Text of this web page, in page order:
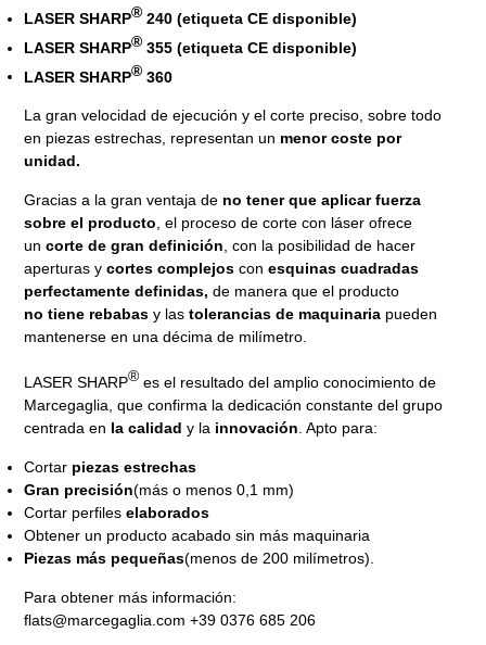
LASER SHARP®240 (etiqueta CE disponible)
LASER SHARP®355 (etiqueta CE disponible)
LASER SHARP®360
La gran velocidad de ejecución y el corte preciso, sobre todo
en piezas estrechas, representan un menor coste por
unidad.
Gracias a la gran ventaja de no tener que aplicar fuerza
sobre el producto, el proceso de corte con láser ofrece
uncorte de gran definición, con la posibilidad de hacer
aperturas ycortes complejosconesquinas cuadradas
perfectamente definidas,de manera que el producto
no tiene rebabas y lastolerancias de maquinaria pueden
mantenerse en una décima de milímetro.
LASER SHARP® es el resultado del amplio conocimiento de
Marcegaglia, que confirma la dedicación constante del grupo
centrada en la calidady la innovación . Apto para:
Cortar piezas estrechas
Gran precisión(más o menos 0,1 mm)
Cortar perfileselaborados
Obtener un producto acabado sin más maquinaria
Piezas más pequeñas(menos de 200 milímetros).
Para obtener más información:
flats@marcegaglia.com +39 0376 685 206